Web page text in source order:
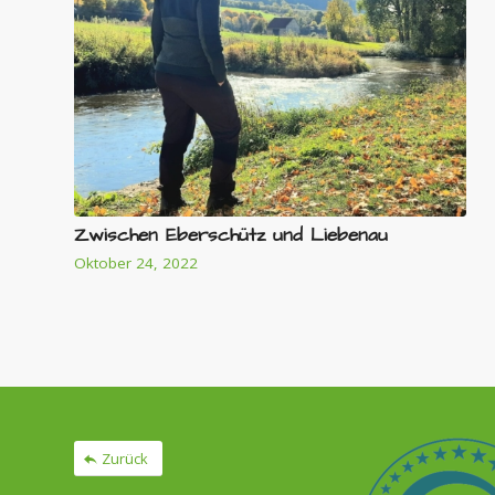
Zwischen Eberschütz und Liebenau
Oktober 24, 2022
Zurück